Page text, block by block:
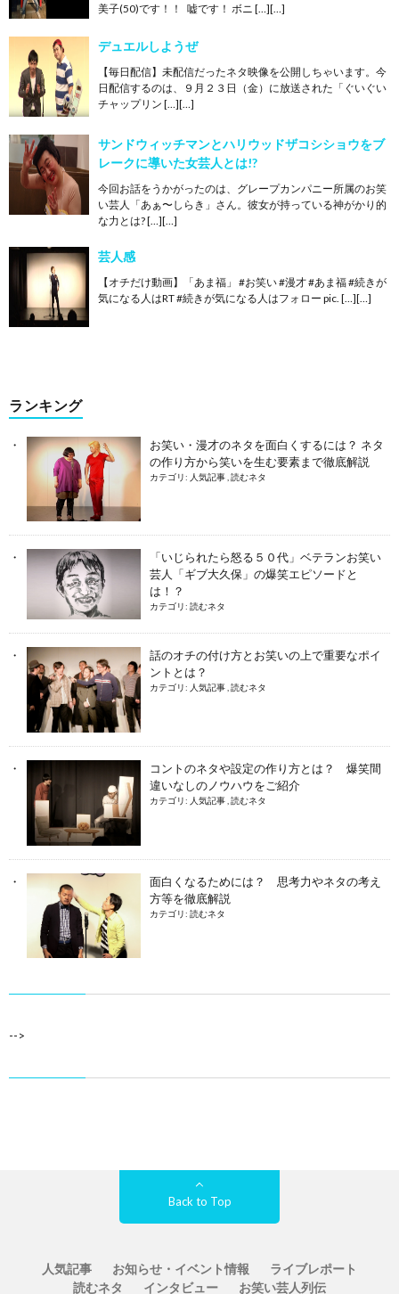
美子(50)です！！ 嘘です！ ボニ […][…]
デュエルしようぜ
【毎日配信】未配信だったネタ映像を公開しちゃいます。今
日配信するのは、９月２３日（金）に放送された「ぐいぐい
チャップリン […][…]
サンドウィッチマンとハリウッドザコシショウをブ
レークに導いた女芸人とは!?
今回お話をうかがったのは、グレープカンパニー所属のお笑
い芸人「あぁ〜しらき」さん。彼女が持っている神がかり的
な力とは? […][…]
芸人感
【オチだけ動画】「あま福」 #お笑い #漫才 #あま福 #続きが
気になる人はRT #続きが気になる人はフォロー pic. […][…]
ランキング
お笑い・漫才のネタを面白くするには？ ネタ
の作り方から笑いを生む要素まで徹底解説
カテゴリ: 人気記事 読むネタ
「いじられたら怒る５０代」ベテランお笑い
芸人「ギブ大久保」の爆笑エピソードと
は！？
カテゴリ: 読むネタ
話のオチの付け方とお笑いの上で重要なポイ
ントとは？
カテゴリ: 人気記事 読むネタ
コントのネタや設定の作り方とは？ 爆笑間
違いなしのノウハウをご紹介
カテゴリ: 人気記事 読むネタ
面白くなるためには？ 思考力やネタの考え
方等を徹底解説
カテゴリ: 読むネタ
-->
Back to Top
人気記事 お知らせ・イベント情報
ライブレポート
読むネタ
インタビュー お笑い芸人列伝